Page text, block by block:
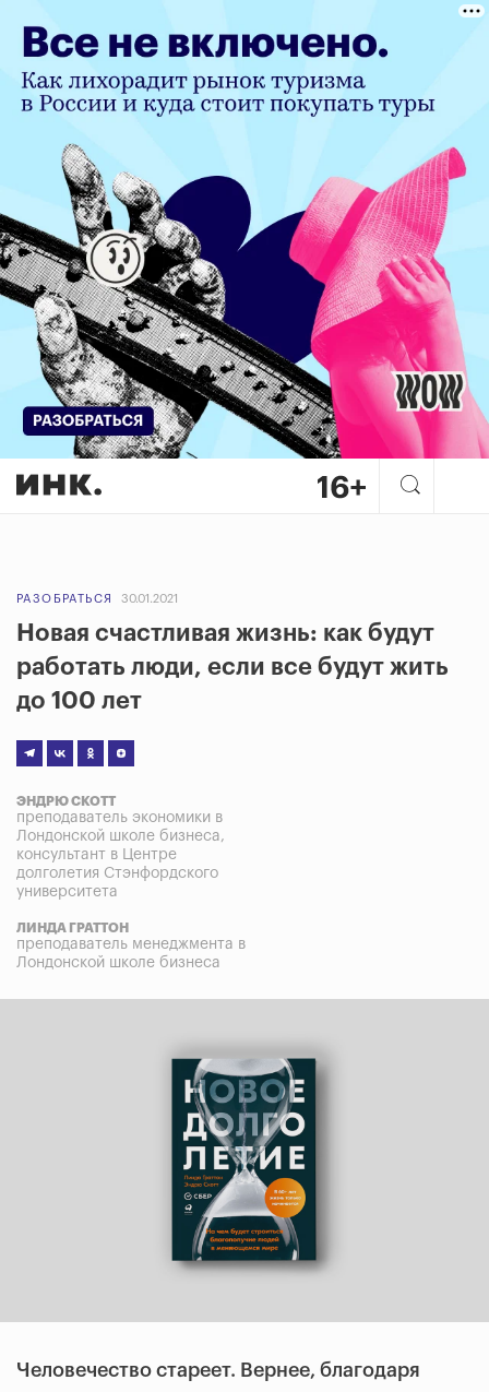
РАЗОБРАТЬСЯ 30.01.2021
Новая счастливая жизнь: как будут
работать люди, если все будут жить
до 100 лет
ЭНДРЮ СКОТТ
преподаватель экономики в
Лондонской школе бизнеса,
консультант в Центре
долголетия Стэнфордского
университета
ЛИНДА ГРАТТОН
преподаватель менеджмента в
Лондонской школе бизнеса
Человечество стареет. Вернее, благодаря